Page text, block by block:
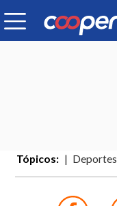
Tópicos: Deportes